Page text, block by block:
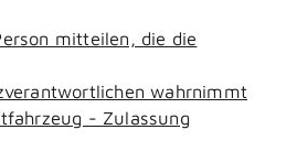
mitteilen, die die
wahrnimmt
- Zulassung